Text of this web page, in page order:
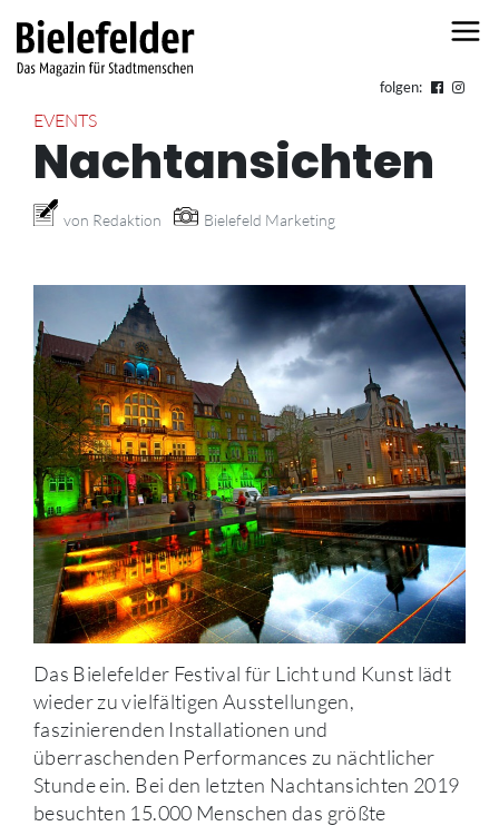
folgen:
EVENTS
Nachtansichten
von Redaktion Bielefeld Marketing
Das Bielefelder Festival für Licht und Kunst lädt
wieder zu vielfältigen Ausstellungen,
faszinierenden Installationen und
überraschenden Performances zu nächtlicher
Stunde ein. Bei den letzten Nachtansichten 2019
besuchten 15.000 Menschen das größte